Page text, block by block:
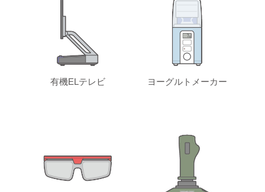
有機ELテレビ ヨーグルトメーカー